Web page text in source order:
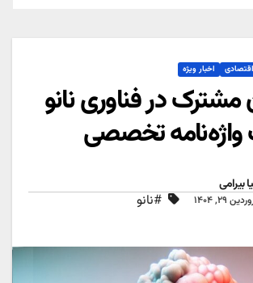
اخبار ویژه
مشترک در فناوری نانو
واژه‌نامه‌ تخصصی
بیرامی
۲۹, ۱۴۰۴ #نانو